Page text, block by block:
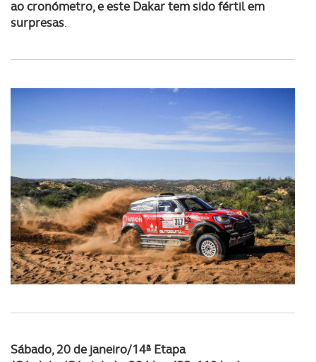
O ACP garantirá que as transferências internacionais de
consentimento e quando tal se afigure estritamente
Realçamos que o bloqueio de certo tipo de Cookies e
tecnologias similares pode ter impacto na sua
experiência de navegação no Website e nos serviços
Consulte a política de cookies do site.
ao cronómetro, e este Dakar tem sido fértil em
surpresas.
Sábado, 20 de janeiro/14ª Etapa